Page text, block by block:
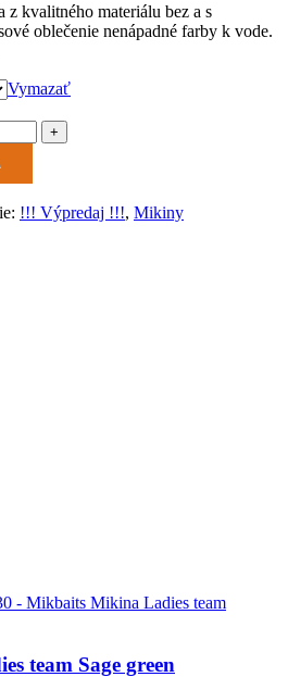
kvalitného materiálu bez a s
oblečenie nenápadné farby k vode.
Vymazať
!!! Výpredaj !!!, Mikiny
team Sage green